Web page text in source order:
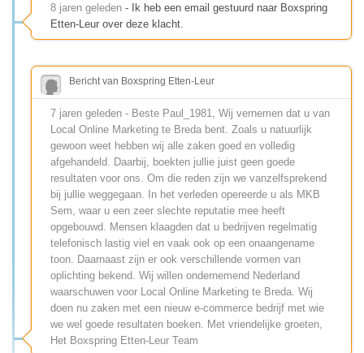
8 jaren geleden - Ik heb een email gestuurd naar Boxspring
Etten-Leur over deze klacht.
Bericht van Boxspring Etten-Leur
7 jaren geleden - Beste Paul_1981, Wij vernemen dat u van
Local Online Marketing te Breda bent. Zoals u natuurlijk
gewoon weet hebben wij alle zaken goed en volledig
afgehandeld. Daarbij, boekten jullie juist geen goede
resultaten voor ons. Om die reden zijn we vanzelfsprekend
bij jullie weggegaan. In het verleden opereerde u als MKB
Sem, waar u een zeer slechte reputatie mee heeft
opgebouwd. Mensen klaagden dat u bedrijven regelmatig
telefonisch lastig viel en vaak ook op een onaangename
toon. Daarnaast zijn er ook verschillende vormen van
oplichting bekend. Wij willen ondernemend Nederland
waarschuwen voor Local Online Marketing te Breda. Wij
doen nu zaken met een nieuw e-commerce bedrijf met wie
we wel goede resultaten boeken. Met vriendelijke groeten,
Het Boxspring Etten-Leur Team